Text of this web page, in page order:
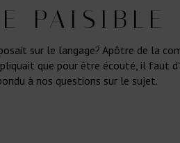
PAISIBLE
sur le langage? Apôtre de la
que pour être écouté, il faut
à nos questions sur le sujet.